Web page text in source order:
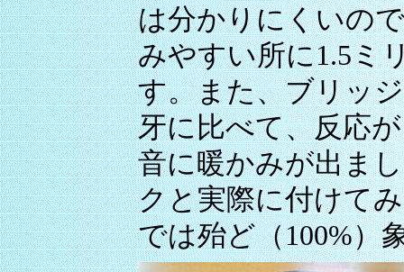
は分かりにくいの
みやすい所に1.5ミ
す。また、ブリッ
牙に比べて、反応
音に暖かみが出ま
クと実際に付けて
では殆ど（100%）